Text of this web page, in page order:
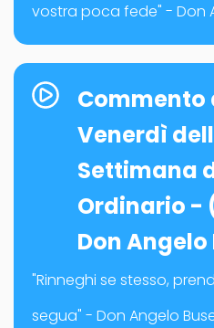
vostra poca fede" - Don
Commento
Venerdì
Settimana
Ordinario -
Don
"Rinneghi se stesso,
segua" - Don Angelo